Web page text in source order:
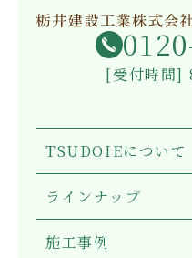
[受付時間]
TSUDOIEについて
ラインナップ
施工事例